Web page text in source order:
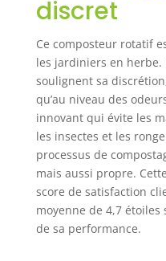
discret
Ce composteur rotatif
les jardiniers en
soulignent sa
qu’au niveau des
innovant qui évite les
les insectes et les
processus de
mais aussi propre.
score de satisfaction
moyenne de 4,7
de sa performance.